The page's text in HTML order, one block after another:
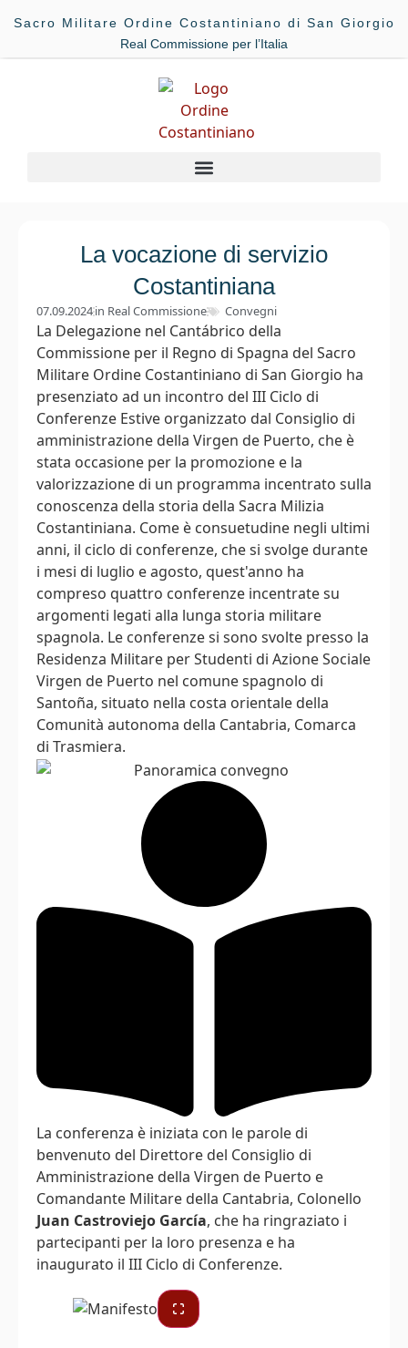
Sacro Militare Ordine Costantiniano di San Giorgio
Real Commissione per l’Italia
La vocazione di servizio
Costantiniana
07.09.2024in Real Commissione Convegni
La Delegazione nel Cantábrico della
Commissione per il Regno di Spagna del Sacro
Militare Ordine Costantiniano di San Giorgio ha
presenziato ad un incontro del III Ciclo di
Conferenze Estive organizzato dal Consiglio di
amministrazione della Virgen de Puerto, che è
stata occasione per la promozione e la
valorizzazione di un programma incentrato sulla
conoscenza della storia della Sacra Milizia
Costantiniana. Come è consuetudine negli ultimi
anni, il ciclo di conferenze, che si svolge durante
i mesi di luglio e agosto, quest'anno ha
compreso quattro conferenze incentrate su
argomenti legati alla lunga storia militare
spagnola. Le conferenze si sono svolte presso la
Residenza Militare per Studenti di Azione Sociale
Virgen de Puerto nel comune spagnolo di
Santoña, situato nella costa orientale della
Comunità autonoma della Cantabria, Comarca
di Trasmiera.
La conferenza è iniziata con le parole di
benvenuto del Direttore del Consiglio di
Amministrazione della Virgen de Puerto e
Comandante Militare della Cantabria, Colonello
Juan Castroviejo García, che ha ringraziato i
partecipanti per la loro presenza e ha
inaugurato il III Ciclo di Conferenze.